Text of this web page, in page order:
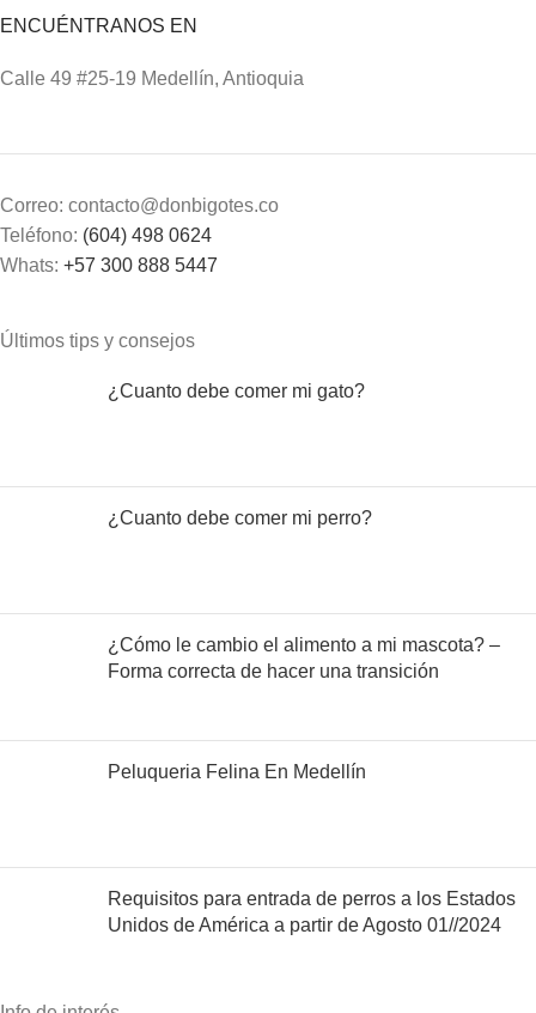
ENCUÉNTRANOS EN
Calle 49 #25-19 Medellín, Antioquia
Correo: contacto@donbigotes.co
Teléfono: (604) 498 0624
Whats: +57 300 888 5447
Últimos tips y consejos
¿Cuanto debe comer mi gato?
¿Cuanto debe comer mi perro?
¿Cómo le cambio el alimento a mi mascota? –
Forma correcta de hacer una transición
Peluqueria Felina En Medellín
Requisitos para entrada de perros a los Estados
Unidos de América a partir de Agosto 01//2024